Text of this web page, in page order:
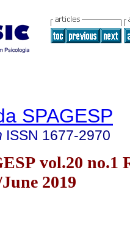
SPAGESP
ISSN 1677-2970
vol.20 no.1
2019